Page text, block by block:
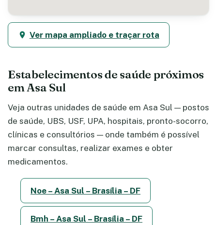
Ver mapa ampliado e traçar rota
Estabelecimentos de saúde próximos
em Asa Sul
Veja outras unidades de saúde em Asa Sul — postos
de saúde, UBS, USF, UPA, hospitais, pronto-socorro,
clínicas e consultórios — onde também é possível
marcar consultas, realizar exames e obter
medicamentos.
Noe – Asa Sul – Brasília – DF
Bmh – Asa Sul – Brasília – DF